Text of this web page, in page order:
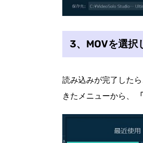
3、MOVを選択
読み込みが完了した
きたメニューから、